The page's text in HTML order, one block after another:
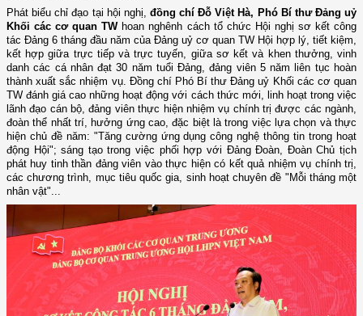
Phát biểu chỉ đạo tại hội nghị, đồng chí Đỗ Việt Hà, Phó Bí thư Đảng uỷ
Khối các cơ quan TWhoan nghênh cách tổ chức Hội nghị sơ kết công
tác Đảng 6 tháng đầu năm của Đảng uỷ cơ quan TW Hội hợp lý, tiết kiệm,
kết hợp giữa trực tiếp và trực tuyến, giữa sơ kết và khen thưởng, vinh
danh các cá nhân đạt 30 năm tuổi Đảng, đảng viên 5 năm liên tục hoàn
thành xuất sắc nhiệm vụ. Đồng chí Phó Bí thư Đảng uỷ Khối các cơ quan
TW đánh giá cao những hoạt động với cách thức mới, linh hoạt trong việc
lãnh đạo cán bộ, đảng viên thực hiện nhiệm vụ chính trị được các ngành,
đoàn thể nhất trí, hưởng ứng cao, đặc biệt là trong việc lựa chọn và thực
hiện chủ đề năm: "Tăng cường ứng dụng công nghệ thông tin trong hoạt
động Hội"; sáng tạo trong việc phối hợp với Đảng Đoàn, Đoàn Chủ tịch
phát huy tinh thần đảng viên vào thực hiện có kết quả nhiệm vụ chính trị,
các chương trình, mục tiêu quốc gia, sinh hoạt chuyên đề "Mỗi tháng một
nhân vật"...